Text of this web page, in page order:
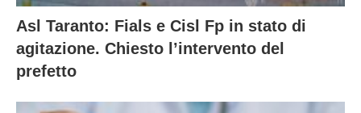
Asl Taranto: Fials e Cisl Fp in stato di
agitazione. Chiesto l’intervento del
prefetto